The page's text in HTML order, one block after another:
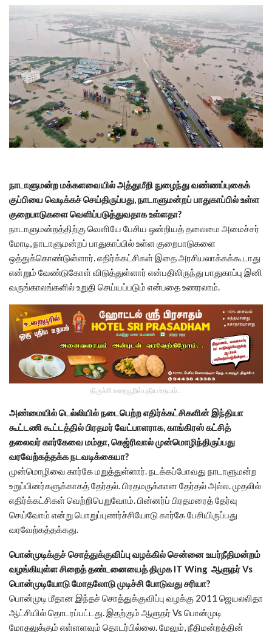
நாடாளுமன்ற மக்களவையில் அத்துமீறி நுழைந்து வண்ணப்புகைக்
குப்பியை வெடிக்கச் செய்திருப்பது, நாடாளுமன்றப் பாதுகாப்பில் உள்ள
குறைபாடுகளை வெளிப்படுத்துவதாக உள்ளதா?
நாடாளுமன்றத்திற்கு வெளியே பேசிய ஒன்றியத் தலைமை அமைச்சர்
மோடி, நாடாளுமன்றப் பாதுகாப்பில் உள்ள குறைபாடுகளை
ஒத்துக்கொண்டுள்ளார். எதிர்க்கட்சிகள் இதை அரசியலாக்கக்கூடாது
என்றும் வேண்டுகோள் விடுத்துள்ளார் என்பதிலிருந்து பாதுகாப்பு இனி
வருங்காலங்களில் உறுதி செய்யப்படும் என்பதை உணரலாம்.
திருச்சி உறையூரில் புதிய உதயம்...
அண்மையில் டெல்லியில் நடைபெற்ற எதிர்க்கட்சிகளின் இந்தியா
கூட்டணி கூட்டத்தில் பிரதமர் வேட்பாளராக, காங்கிரஸ் கட்சித்
தலைவர் கார்கேவை மம்தா, கெஜ்ரிவால் முன்மொழிந்திருப்பது
வரவேற்கத்தக்க நடவடிக்கையா?
முன்மொழிவை கார்கே மறுத்துள்ளார். நடக்கப்போவது நாடாளுமன்ற
உறுப்பினர்களுக்காகத் தேர்தல். பிரதமருக்கான தேர்தல் அல்ல. முதலில்
எதிர்க்கட்சிகள் வெற்றிபெறுவோம். பின்னர்ப் பிரதமரைத் தேர்வு
செய்வோம் என்று பொறுப்புணர்ச்சியோடு கார்கே பேசியிருப்பது
வரவேற்கத்தக்கது.
பொன்முடிக்குச் சொத்துக்குவிப்பு வழக்கில் சென்னை உயர்நீதிமன்றம்
வழங்கியுள்ள சிறைத் தண்டனையைத் திமுக IT Wing ஆளுநர் Vs
பொன்முடியோடு மோதலோடு முடிச்சி போடுவது சரியா?
பொன்முடி மீதான இந்தச் சொத்துக்குவிப்பு வழக்கு 2011 ஜெயலலிதா
ஆட்சியில் தொடரப்பட்டது. இதற்கும் ஆளுநர் Vs பொன்முடி
மோதலுக்கும் எள்ளளவும் தொடர்பில்லை. மேலும், நீதிமன்றத்தின்